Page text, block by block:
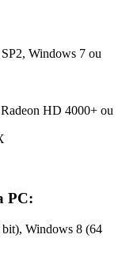
Windows 7 ou
HD 4000+ ou
PC:
Windows 8 (64